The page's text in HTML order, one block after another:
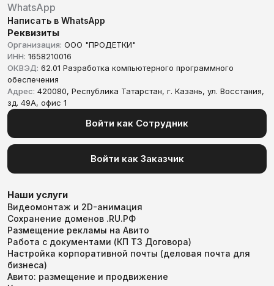
WhatsApp
Написать в WhatsApp
Реквизиты
Организация: ООО "ПРОДЕТКИ"
ИНН: 1658210016
ОКВЭД: 62.01 Разработка компьютерного программного
обеспечения
Адрес: 420080, Республика Татарстан, г. Казань, ул. Восстания,
зд. 49А, офис 1
Войти как Сотрудник
Войти как Заказчик
Наши услуги
Видеомонтаж и 2D-анимация
Сохранение доменов .RU.РФ
Размещение рекламы на Авито
Работа с документами (КП ТЗ Договора)
Настройка корпоративной почты (деловая почта для
бизнеса)
Авито: размещение и продвижение